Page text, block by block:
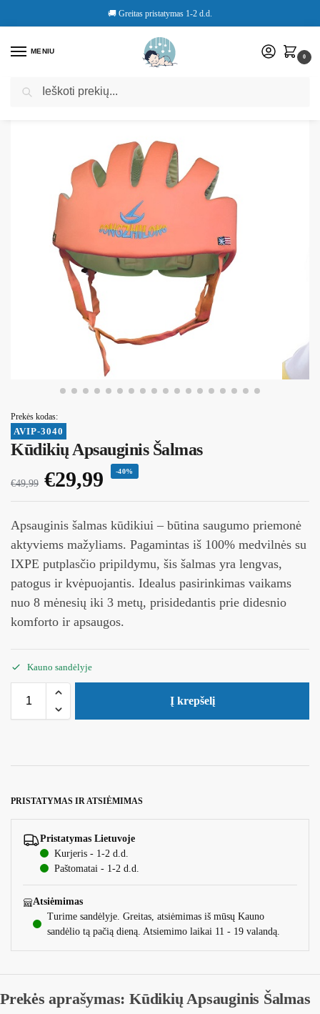
🚚 Greitas pristatymas 1-2 d.d.
MENIU
0
Pradžia Parduotuvė Kūdikių Apsauginis Šalmas
Prekės kodas:
AVIP-3040
Kūdikių Apsauginis Šalmas
€49,99 €29,99 -40%
Apsauginis šalmas kūdikiui – būtina saugumo priemonė
aktyviems mažyliams. Pagamintas iš 100% medvilnės su
IXPE putplasčio pripildymu, šis šalmas yra lengvas,
patogus ir kvėpuojantis. Idealus pasirinkimas vaikams
nuo 8 mėnesių iki 3 metų, prisidedantis prie didesnio
komforto ir apsaugos.
Kauno sandėlyje
Į krepšelį
PRISTATYMAS IR ATSIĖMIMAS
Pristatymas Lietuvoje
Kurjeris - 1-2 d.d.
Paštomatai - 1-2 d.d.
Atsiėmimas
Turime sandėlyje. Greitas, atsiėmimas iš mūsų Kauno
sandėlio tą pačią dieną. Atsiemimo laikai 11 - 19 valandą.
Prekės aprašymas: Kūdikių Apsauginis Šalmas